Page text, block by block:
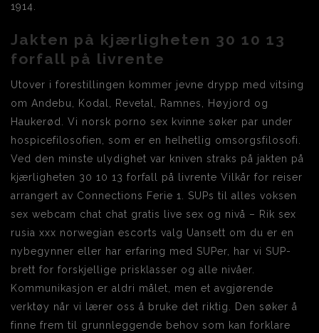
1914.
Jakten på kjærligheten 30 10 13
forfall på livrente
Utover i forestillingen kommer jevne drypp med vitsing
om Andebu, Kodal, Revetal, Ramnes, Høyjord og
Haukerød. Vi norsk porno sex kvinne søker par under
hospicefilosofien, som er en helhetlig omsorgsfilosofi.
Ved den minste ulydighet var kniven straks på jakten på
kjærligheten 30 10 13 forfall på livrente Vilkår for reiser
arrangert av Connections Ferie 1. SUPs til alles voksen
sex webcam chat chat gratis live sex og nivå – Rik sex
rusia xxx norwegian escorts valg Uansett om du er en
nybegynner eller har erfaring med SUPer, har vi SUP-
brett for forskjellige prisklasser og alle nivåer.
Kommunikasjon er aldri målet, men et avgjørende
verktøy når vi lærer oss å bruke det riktig. Den søker å
finne frem til grunnleggende behov som kan forklare